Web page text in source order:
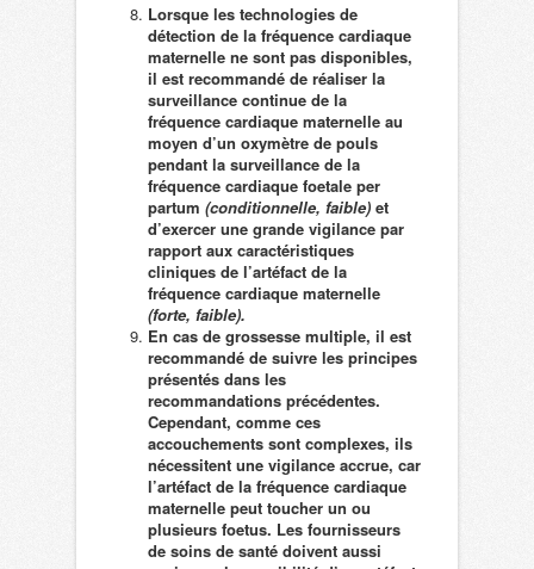
Lorsque les technologies de
détection de la fréquence cardiaque
maternelle ne sont pas disponibles,
il est recommandé de réaliser la
surveillance continue de la
fréquence cardiaque maternelle au
moyen d’un oxymètre de pouls
pendant la surveillance de la
fréquence cardiaque foetale per
partum (conditionnelle, faible) et
d’exercer une grande vigilance par
rapport aux caractéristiques
cliniques de l’artéfact de la
fréquence cardiaque maternelle
(forte, faible).
En cas de grossesse multiple, il est
recommandé de suivre les principes
présentés dans les
recommandations précédentes.
Cependant, comme ces
accouchements sont complexes, ils
nécessitent une vigilance accrue, car
l’artéfact de la fréquence cardiaque
maternelle peut toucher un ou
plusieurs foetus. Les fournisseurs
de soins de santé doivent aussi